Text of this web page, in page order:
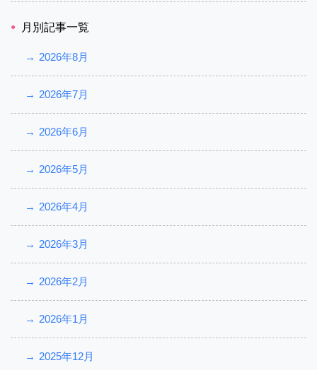
月別記事一覧
2026年8月
2026年7月
2026年6月
2026年5月
2026年4月
2026年3月
2026年2月
2026年1月
2025年12月